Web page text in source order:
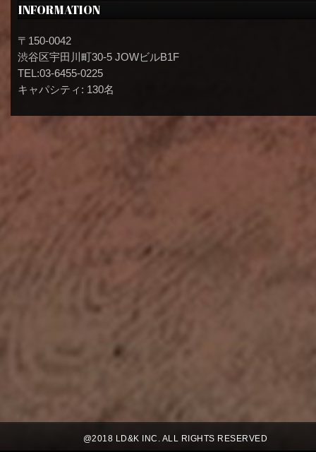
INFORMATION
〒150-0042
渋谷区宇田川町30-5 JOWビルB1F
TEL:03-6455-0225
キャパシティ: 130名
@2018 LD&K INC. ALL RIGHTS RESERVED